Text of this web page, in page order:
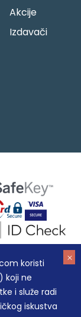
koristi
koji ne
i služe radi
iskustva
Akcije
Izdavači
BEOGRAD
20337524